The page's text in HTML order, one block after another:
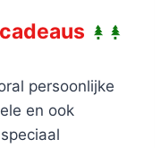
persoonlijke
en ook